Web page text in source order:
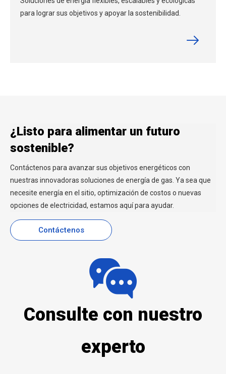
para lograr sus objetivos y apoyar la sostenibilidad.
¿Listo para alimentar un futuro
sostenible?
Contáctenos para avanzar sus objetivos energéticos con
nuestras innovadoras soluciones de energía de gas. Ya sea que
necesite energía en el sitio, optimización de costos o nuevas
opciones de electricidad, estamos aquí para ayudar.
Contáctenos
Consulte con nuestro
experto